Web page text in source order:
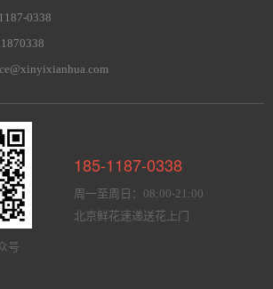
0338
号
185-1187-0338
周一至周日：08:00-21:00
北京鲜花速递送花上门